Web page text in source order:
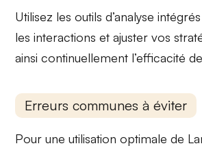
Utilisez lesoutils d’analyse intégrés
les interactions et ajuster vos
ainsi continuellement l’efficacité
Erreurs communes à éviter
Pour une utilisation optimale de